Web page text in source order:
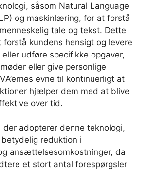
såsom Natural Language
og maskinlæring, for at forstå
tale og tekst. Dette
forstå kundens hensigt og levere
udføre specifikke opgaver,
eller give personlige
evne til kontinuerligt at
hjælper dem med at blive
over tid.
der adopterer denne teknologi,
reduktion i
ansættelsesomkostninger, da
et stort antal forespørgsler